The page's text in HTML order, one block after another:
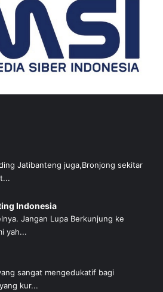
Jatibanteng juga,Bronjong sekitar
Indonesia
Jangan Lupa Berkunjung ke
yah...
sangat mengedukatif bagi
kur...